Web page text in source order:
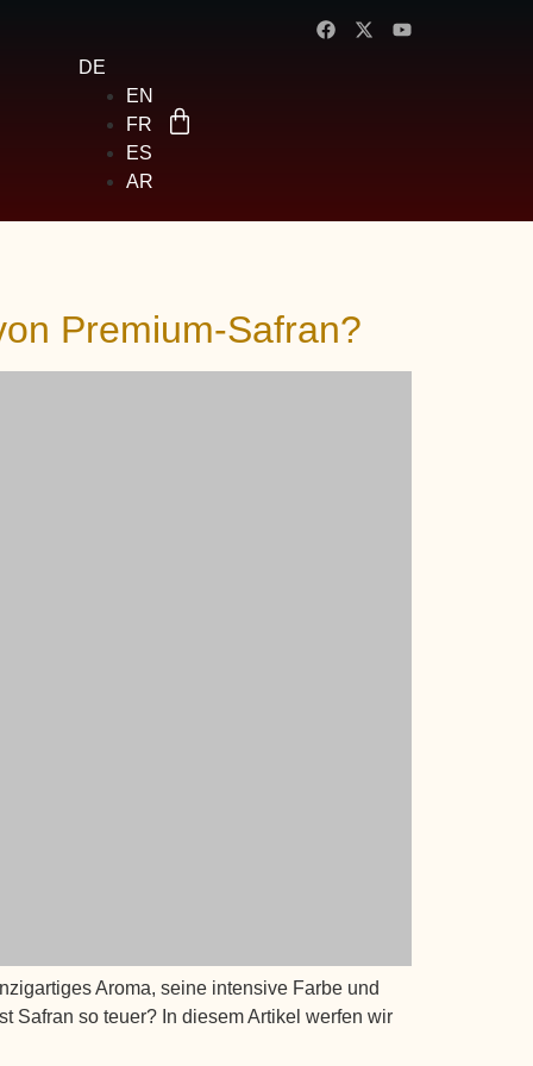
DE
EN
FR
ES
AR
Premium-Safran?
Aroma, seine intensive Farbe und
Safran so teuer? In diesem Artikel werfen wir